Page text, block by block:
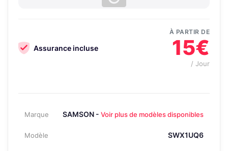
Assurance incluse
À PARTIR DE
15€
/ Jour
Marque SAMSON - Voir plus de modèles disponibles
Modèle SWX1UQ6